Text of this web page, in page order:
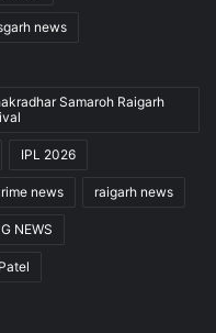
news
Samaroh Raigarh
IPL 2026
news raigarh news
NEWS